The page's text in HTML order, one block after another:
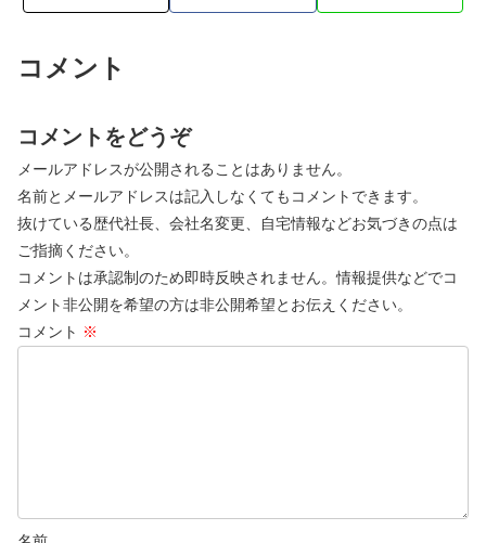
コメント
コメントをどうぞ
メールアドレスが公開されることはありません。
名前とメールアドレスは記入しなくてもコメントできます。
抜けている歴代社長、会社名変更、自宅情報などお気づきの点は
ご指摘ください。
コメントは承認制のため即時反映されません。情報提供などでコ
メント非公開を希望の方は非公開希望とお伝えください。
コメント ※